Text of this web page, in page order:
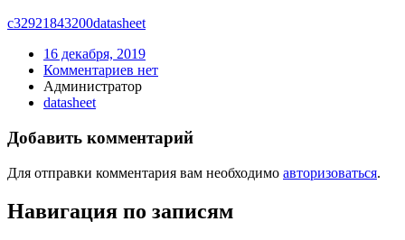
c32921843200datasheet
16 декабря, 2019
Комментариев нет
Администратор
datasheet
Добавить комментарий
Для отправки комментария вам необходимо авторизоваться.
Навигация по записям